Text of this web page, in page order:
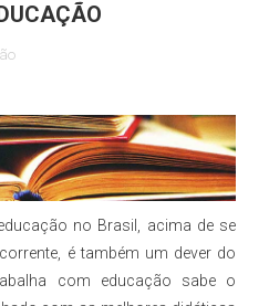
no Brasil, acima de se
é também um dever do
com educação sabe o